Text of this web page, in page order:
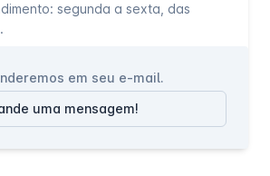
segunda a sexta, das
em seu e-mail.
uma mensagem!